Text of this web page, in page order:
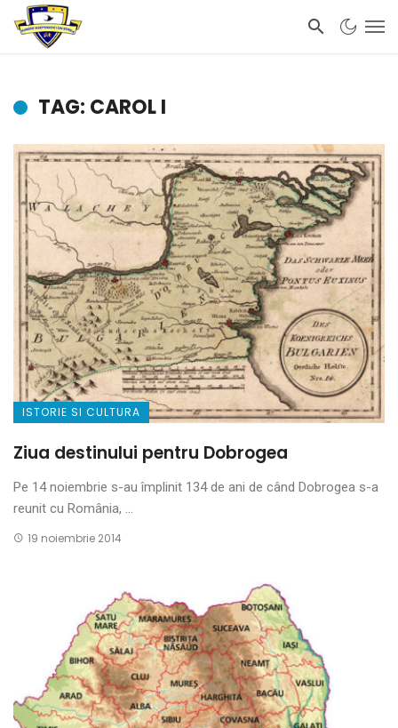
TAG: CAROL I
ISTORIE SI CULTURA
Ziua destinului pentru Dobrogea
Pe 14 noiembrie s-au împlinit 134 de ani de când Dobrogea s-a
reunit cu România, ...
19 noiembrie 2014